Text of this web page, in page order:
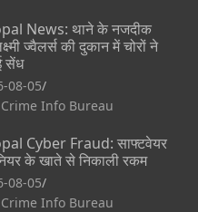
News: थाने के नजदीक
ज्वैलर्स की दुकान में चोरों ने
सेंध
08-05
Info Bureau
Cyber Fraud: साफ्टवेयर
के खाते से निकाली रकम
08-05
Info Bureau